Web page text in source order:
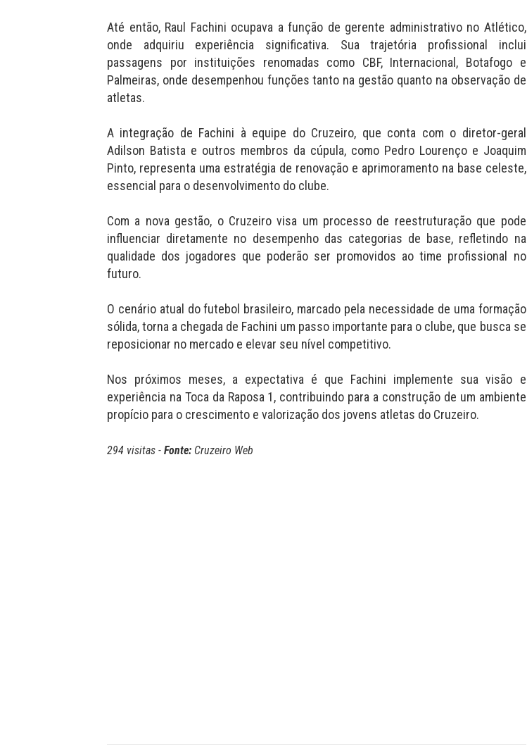
Até então, Raul Fachini ocupava a função de gerente administrativo no Atlético,
onde adquiriu experiência significativa. Sua trajetória profissional inclui
passagens por instituições renomadas como CBF, Internacional, Botafogo e
Palmeiras, onde desempenhou funções tanto na gestão quanto na observação de
atletas.
A integração de Fachini à equipe do Cruzeiro, que conta com o diretor-geral
Adilson Batista e outros membros da cúpula, como Pedro Lourenço e Joaquim
Pinto, representa uma estratégia de renovação e aprimoramento na base celeste,
essencial para o desenvolvimento do clube.
Com a nova gestão, o Cruzeiro visa um processo de reestruturação que pode
influenciar diretamente no desempenho das categorias de base, refletindo na
qualidade dos jogadores que poderão ser promovidos ao time profissional no
futuro.
O cenário atual do futebol brasileiro, marcado pela necessidade de uma formação
sólida, torna a chegada de Fachini um passo importante para o clube, que busca se
reposicionar no mercado e elevar seu nível competitivo.
Nos próximos meses, a expectativa é que Fachini implemente sua visão e
experiência na Toca da Raposa 1, contribuindo para a construção de um ambiente
propício para o crescimento e valorização dos jovens atletas do Cruzeiro.
294 visitas - Fonte: Cruzeiro Web